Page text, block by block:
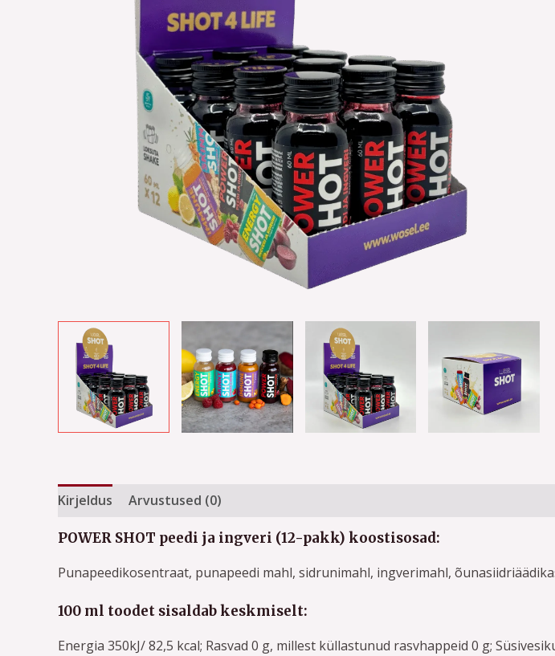
Kirjeldus Arvustused (0)
POWER SHOT peedi ja ingveri (12-pakk) koostisosad:
Punapeedikosentraat, punapeedi mahl, sidrunimahl, ingverimahl,
100 ml toodet sisaldab keskmiselt:
Energia 350kJ/ 82,5 kcal; Rasvad 0 g, millest küllastunud rasvhappeid 0 g;